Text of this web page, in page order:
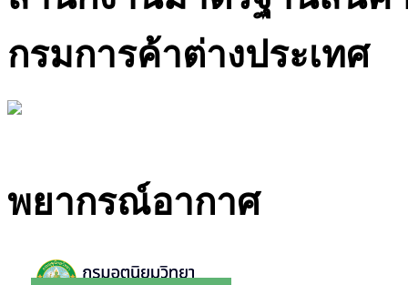
กรมการค้าต่างประเทศ
พยากรณ์อากาศ